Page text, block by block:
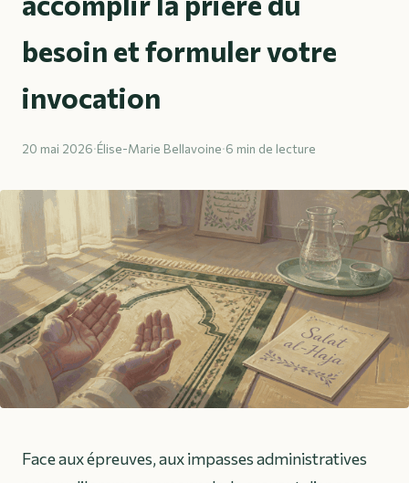
besoin et formuler votre
invocation
20 mai 2026·Élise-Marie Bellavoine·6 min de lecture
Face aux épreuves, aux impasses administratives